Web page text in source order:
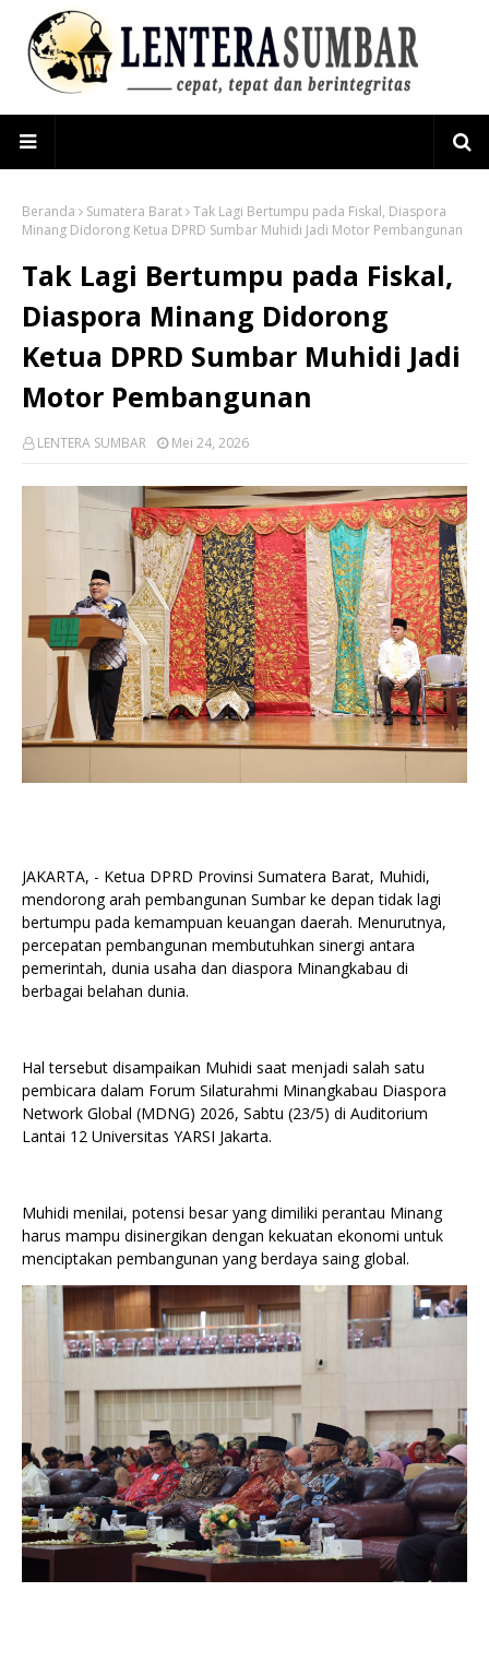
Beranda Sumatera Barat Tak Lagi Bertumpu pada Fiskal, Diaspora
Minang Didorong Ketua DPRD Sumbar Muhidi Jadi Motor Pembangunan
Tak Lagi Bertumpu pada Fiskal,
Diaspora Minang Didorong
Ketua DPRD Sumbar Muhidi Jadi
Motor Pembangunan
LENTERA SUMBAR Mei 24, 2026
JAKARTA, - Ketua DPRD Provinsi Sumatera Barat, Muhidi,
mendorong arah pembangunan Sumbar ke depan tidak lagi
bertumpu pada kemampuan keuangan daerah. Menurutnya,
percepatan pembangunan membutuhkan sinergi antara
pemerintah, dunia usaha dan diaspora Minangkabau di
berbagai belahan dunia.
Hal tersebut disampaikan Muhidi saat menjadi salah satu
pembicara dalam Forum Silaturahmi Minangkabau Diaspora
Network Global (MDNG) 2026, Sabtu (23/5) di Auditorium
Lantai 12 Universitas YARSI Jakarta.
Muhidi menilai, potensi besar yang dimiliki perantau Minang
harus mampu disinergikan dengan kekuatan ekonomi untuk
menciptakan pembangunan yang berdaya saing global.